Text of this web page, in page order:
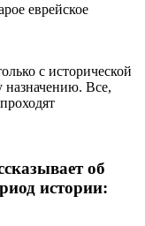
еврейское
с исторической
Все,
об
истории: